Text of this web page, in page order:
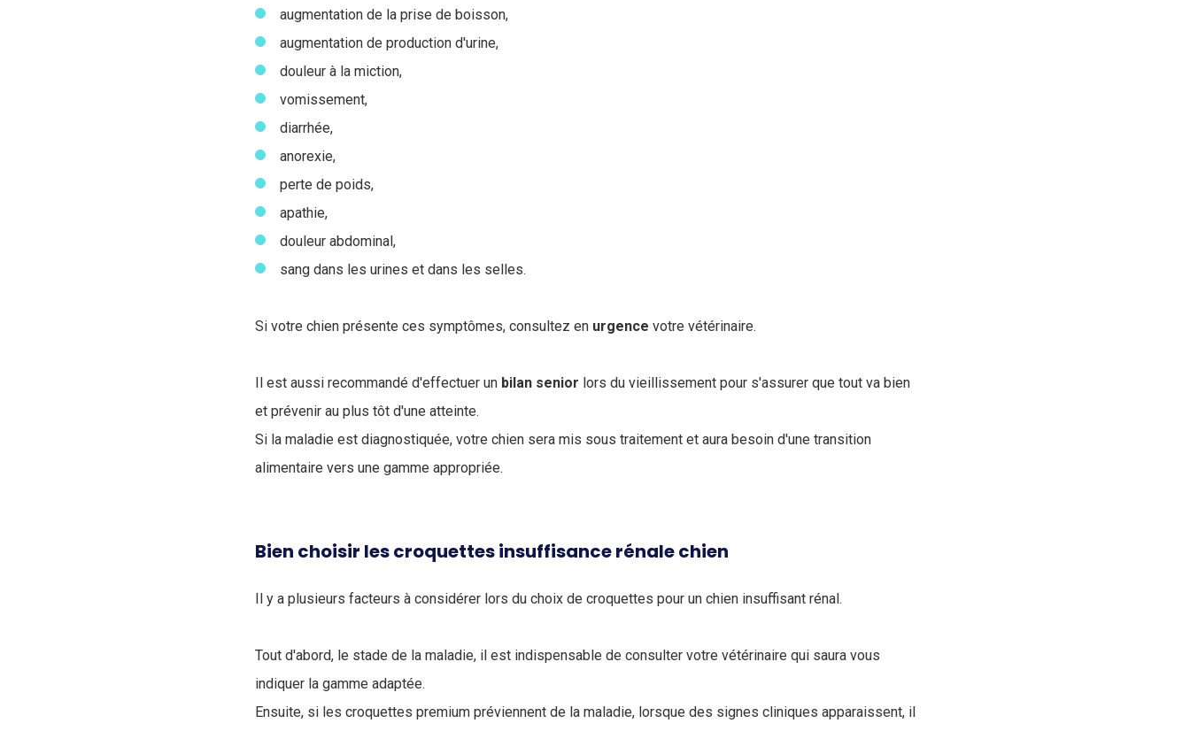
augmentation de la prise de boisson,
augmentation de production d'urine,
douleur à la miction,
vomissement,
diarrhée,
anorexie,
perte de poids,
apathie,
douleur abdominal,
sang dans les urines et dans les selles.
Si votre chien présente ces symptômes, consultez en urgence votre vétérinaire.
Il est aussi recommandé d'effectuer un bilan senior lors du vieillissement pour s'assurer que tout va bien
et prévenir au plus tôt d'une atteinte.
Si la maladie est diagnostiquée, votre chien sera mis sous traitement et aura besoin d'une transition
alimentaire vers une gamme appropriée.
Bien choisir les croquettes insuffisance rénale chien
Il y a plusieurs facteurs à considérer lors du choix de croquettes pour un chien insuffisant rénal.
Tout d'abord, le stade de la maladie, il est indispensable de consulter votre vétérinaire qui saura vous
indiquer la gamme adaptée.
Ensuite, si les croquettes premium préviennent de la maladie, lorsque des signes cliniques apparaissent, il